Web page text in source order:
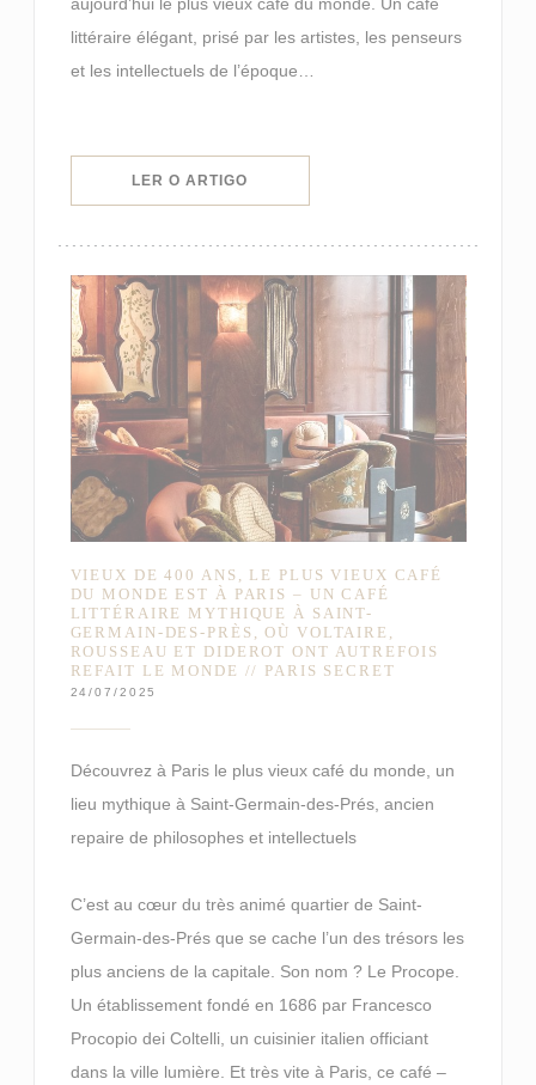
aujourd’hui le plus vieux café du monde. Un café
littéraire élégant, prisé par les artistes, les penseurs
et les intellectuels de l’époque…
LER O ARTIGO
VIEUX DE 400 ANS, LE PLUS VIEUX CAFÉ
DU MONDE EST À PARIS – UN CAFÉ
LITTÉRAIRE MYTHIQUE À SAINT-
GERMAIN-DES-PRÈS, OÙ VOLTAIRE,
ROUSSEAU ET DIDEROT ONT AUTREFOIS
REFAIT LE MONDE // PARIS SECRET
24/07/2025
Découvrez à Paris le plus vieux café du monde, un
lieu mythique à Saint-Germain-des-Prés, ancien
repaire de philosophes et intellectuels
C’est au cœur du très animé quartier de Saint-
Germain-des-Prés que se cache l’un des trésors les
plus anciens de la capitale. Son nom ? Le Procope.
Un établissement fondé en 1686 par Francesco
Procopio dei Coltelli, un cuisinier italien officiant
dans la ville lumière. Et très vite à Paris, ce café –